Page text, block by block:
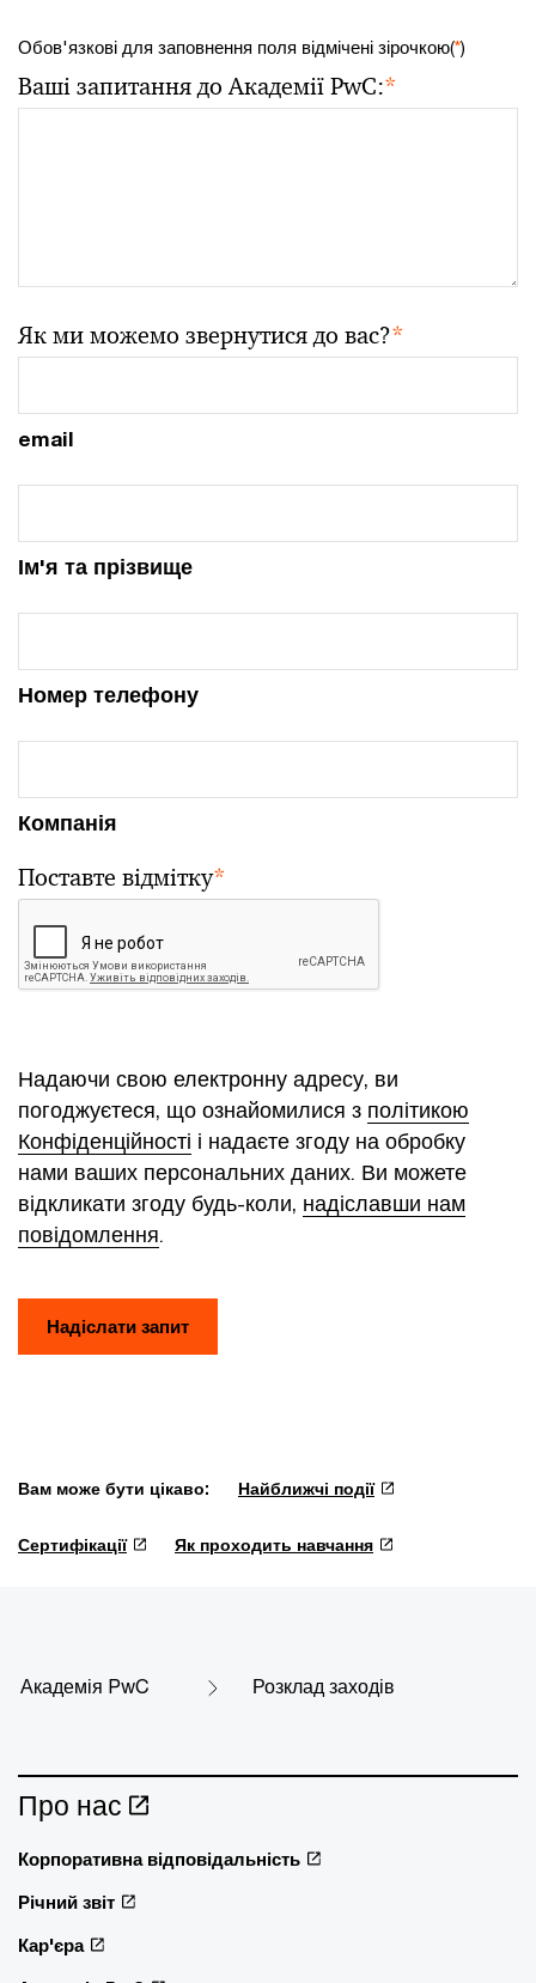
Обов'язкові для заповнення поля відмічені зірочкою(*)
Ваші запитання до Академії PwC:*
Як ми можемо звернутися до вас?*
email
Ім'я та прізвище
Номер телефону
Компанія
Поставте відмітку*
Надаючи свою електронну адресу, ви
погоджуєтеся, що ознайомилися з політикою
Конфіденційності і надаєте згоду на обробку
нами ваших персональних даних. Ви можете
відкликати згоду будь-коли, надіславши нам
повідомлення.
Надіслати запит
Вам може бути цікаво: Найближчі події
Сертифікації Як проходить навчання
Академія PwC Розклад заходів
Про нас
Корпоративна відповідальність
Річний звіт
Кар'єра